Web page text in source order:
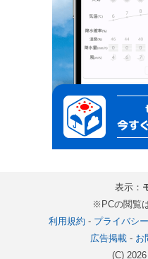
表示：
※PCの閲覧
利用規約 - プライバシ
広告掲載- お
(C) 2026